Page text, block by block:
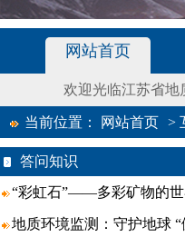
网站首页
欢迎光临江苏省地
当前位置： 网站首页 >
答问知识
“彩虹石”——多彩矿物的
地质环境监测：守护地球